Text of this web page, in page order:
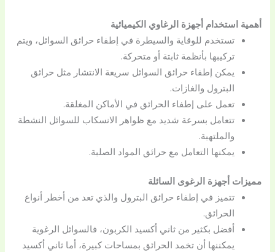
أهمية استخدام أجهزة الرغاوي الكيميائية
تستخدم للوقاية والسيطرة في إطفاء حرائق السوائل، ويتم
تركيبها بأنظمة ثابتة أو متحركة.
يمكن إطفاء حرائق السوائل سريعة الانتشار مثل حرائق
البترول والغازات.
تعمل على إطفاء الحرائق في الأماكن المغلقة.
تتعامل بسرعة شديد مع ظواهر الانسكاب للسوائل النشطة
والملتهبة.
يمكنها التعامل مع حرائق المواد الصلبة.
مميزات أجهزة الرغوى السائلة
تتميز في إطفاء حرائق البترول والذي تعد من أخطر أنواع
الحرائق.
أفضل بكثير من ثاني أكسيد الكربون، فالسوائل الرغوية
يمكننها أن تخمد الحرائق بمساحات كبيرة، أما ثاني أكسيد